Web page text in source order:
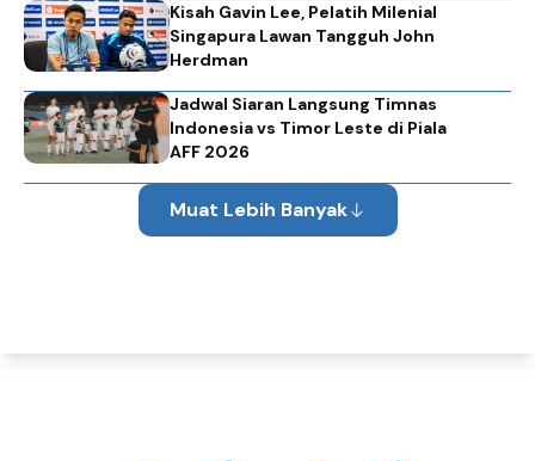
Kisah Gavin Lee, Pelatih Milenial
Singapura Lawan Tangguh John
Herdman
Jadwal Siaran Langsung Timnas
Indonesia vs Timor Leste di Piala
AFF 2026
Muat Lebih Banyak